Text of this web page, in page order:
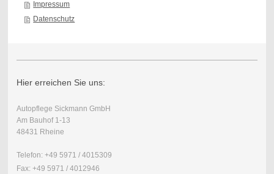
Impressum
Datenschutz
Hier erreichen Sie uns:
Autopflege Sickmann GmbH
Am Bauhof 1-13
48431 Rheine
Telefon: +49 5971 / 4015309
Fax: +49 5971 / 4012946